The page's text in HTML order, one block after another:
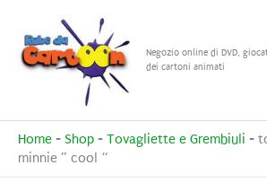
contenuto
Negozio online di DVD,
dei cartoni animati
Home - Shop - Tovagliette e Grembiuli -
minnie ” cool “